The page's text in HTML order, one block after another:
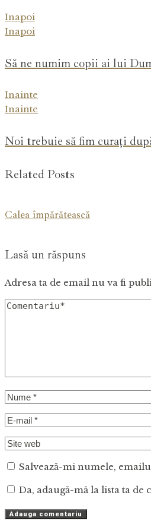
Inapoi
Inapoi
Să ne numim copii ai lui
Inainte
Inainte
Noi trebuie să fim curați
Related Posts
Calea împărătească
Lasă un răspuns
Adresa ta de email nu va fi
Salvează-mi numele,
Da, adaugă-mă la lista ta de